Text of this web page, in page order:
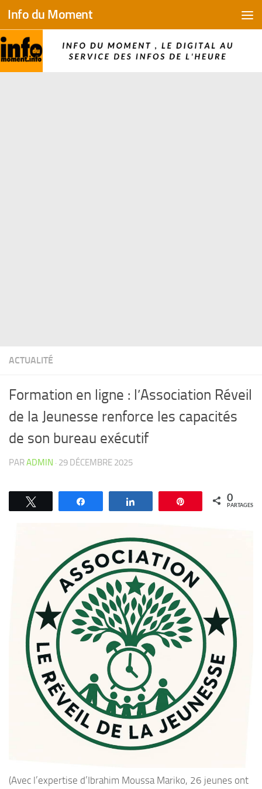
Skip to content
Info du Moment
ACTUALITÉ
Formation en ligne : l’Association Réveil
de la Jeunesse renforce les capacités
de son bureau exécutif
PARADMIN · 29 DÉCEMBRE 2025
Épingle 0
PARTAGES
(Avec l’expertise d’Ibrahim Moussa Mariko, 26 jeunes ont